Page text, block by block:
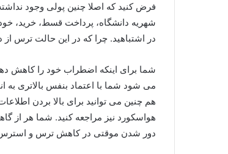
فرض کنید که اصلا چنین پولی وجود
شهریه دانشگاه، پرداخت قسط، خرید،
در اشتباهید. چرا که در این حالت ترس
شما برای اینکه اضطراب خود را کاهش
می شود شما با اعتماد بنفس بالاتری
هم چنین می توانید برای بالا بردن
هواسکورد نیز مراجعه کنید. شما هر از
دور شدن موقتی در کاهش ترس و